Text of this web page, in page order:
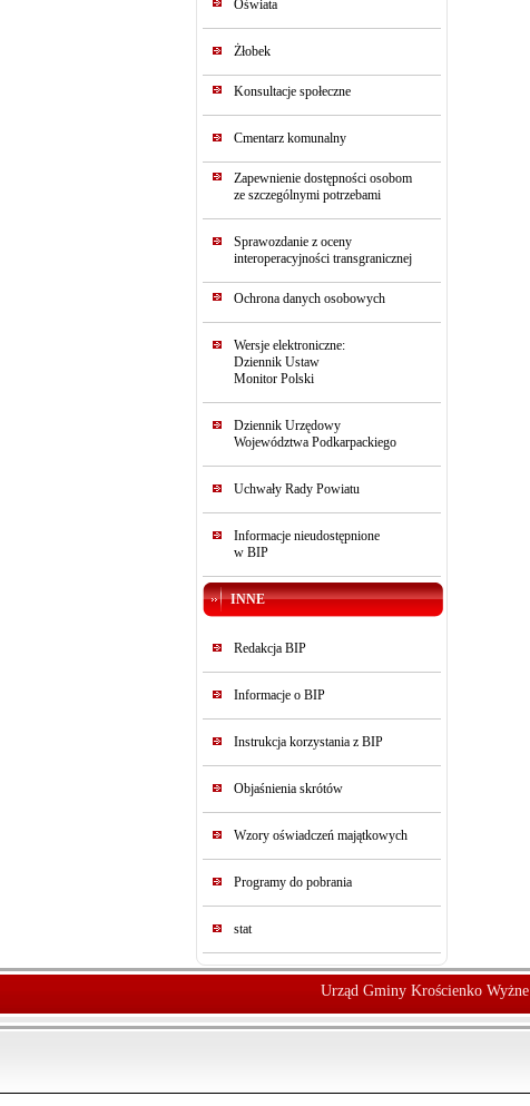
Oświata
Żłobek
Konsultacje społeczne
Cmentarz komunalny
Zapewnienie dostępności osobom
ze szczególnymi potrzebami
Sprawozdanie z oceny
interoperacyjności transgranicznej
Ochrona danych osobowych
Wersje elektroniczne:
Dziennik Ustaw
Monitor Polski
Dziennik Urzędowy
Województwa Podkarpackiego
Uchwały Rady Powiatu
Informacje nieudostępnione
w BIP
INNE
Redakcja BIP
Informacje o BIP
Instrukcja korzystania z BIP
Objaśnienia skrótów
Wzory oświadczeń majątkowych
Programy do pobrania
stat
Urząd Gminy Krościenko Wyżne